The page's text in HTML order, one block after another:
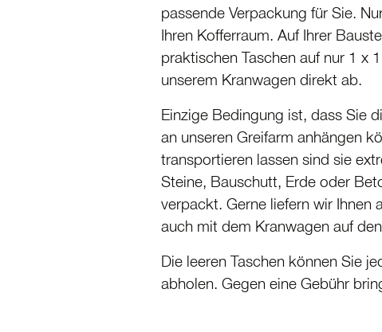
passende Verpackung für Sie.
Ihren Kofferraum. Auf Ihrer
praktischen Taschen auf nur 1 x
unserem Kranwagen direkt ab.
Einzige Bedingung ist, dass Sie
an unseren Greifarm anhängen
transpor­tieren lassen sind sie
Steine, Bauschutt, Erde oder
verpackt. Gerne liefern wir
auch mit dem Kranwagen auf
Die leeren Taschen können Sie
abholen. Gegen eine Gebühr